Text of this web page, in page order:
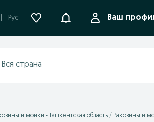
Рус УведомленияВаш
и мойки - Ташкентская область Раковины и